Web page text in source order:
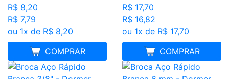
R$ 8,20
R$ 7,79
ou 1x de R$ 8,20
COMPRAR
MELHOR PREÇO
R$ 17,70
R$ 16,82
ou 1x de R$ 17,70
COMPRAR
MELHOR PREÇO